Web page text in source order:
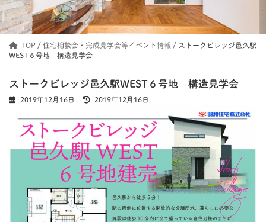
TOP/ 住宅相談会・完成見学会等イベント情報 / ストークビレッジ邑久駅
WEST６号地 構造見学会
ストークビレッジ邑久駅WEST６号地 構造見学会
2019年12月16日
最
更
新
日
時
2019年12月16日